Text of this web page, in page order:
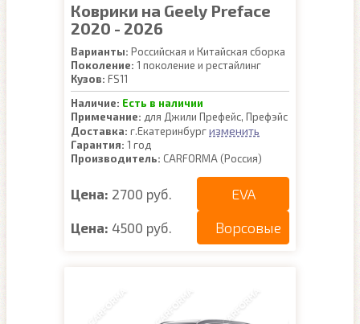
Коврики на Geely Preface
2020 - 2026
Варианты: Российская и Китайская сборка
Поколение: 1 поколение и рестайлинг
Кузов: FS11
Наличие: Есть в наличии
Примечание: для Джили Префейс, Префэйс
Доставка: г.Екатеринбургизменить
Гарантия: 1 год
Производитель: CARFORMA (Россия)
Цена: 2700 руб. EVA
Цена: 4500 руб. Ворсовые